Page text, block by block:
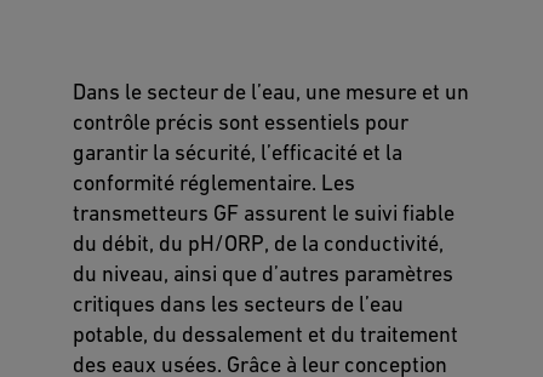
Dans le secteur de l’eau, une mesure et un
contrôle précis sont essentiels pour
garantir la sécurité, l’efficacité et la
conformité réglementaire. Les
transmetteurs GF assurent le suivi fiable
du débit, du pH/ORP, de la conductivité,
du niveau, ainsi que d’autres paramètres
critiques dans les secteurs de l’eau
potable, du dessalement et du traitement
des eaux usées. Grâce à leur conception